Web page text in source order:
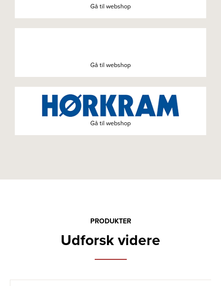
Gå til webshop
Gå til webshop
Gå til webshop
PRODUKTER
Udforsk videre